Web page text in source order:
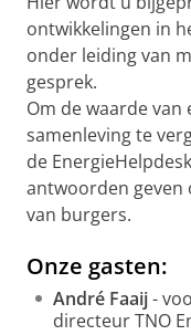
ontwikkelingen in
onder leiding van
gesprek.
Om de waarde
samenleving te
de
antwoorden geven
van burgers.
Onze gasten:
André Faaij-
directeur TNO